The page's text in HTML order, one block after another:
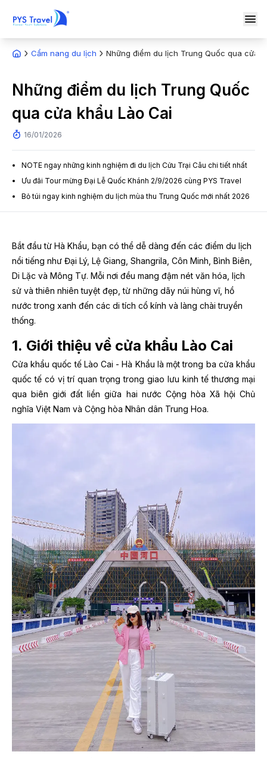
Cẩm nang du lịch Những điểm du lịch Trung Quốc qua cửa
Những điểm du lịch Trung Quốc
qua cửa khẩu Lào Cai
16/01/2026
NOTE ngay những kinh nghiệm đi du lịch Cửu Trại Câu chi tiết nhất
Ưu đãi Tour mừng Đại Lễ Quốc Khánh 2/9/2026 cùng PYS Travel
Bỏ túi ngay kinh nghiệm du lịch mùa thu Trung Quốc mới nhất 2026
Bắt đầu từ Hà Khẩu, bạn có thể dễ dàng đến các điểm du lịch
nổi tiếng như Đại Lý, Lệ Giang, Shangrila, Côn Minh, Bình Biên,
Di Lặc và Mông Tự. Mỗi nơi đều mang đậm nét văn hóa, lịch
sử và thiên nhiên tuyệt đẹp, từ những dãy núi hùng vĩ, hồ
nước trong xanh đến các di tích cổ kính và làng chài truyền
thống.
1. Giới thiệu về cửa khẩu Lào Cai
Cửa khẩu quốc tế Lào Cai - Hà Khẩu là một trong ba cửa khẩu
quốc tế có vị trí quan trọng trong giao lưu kinh tế thương mại
qua biên giới đất liền giữa hai nước Cộng hòa Xã hội Chủ
nghĩa Việt Nam và Cộng hòa Nhân dân Trung Hoa.